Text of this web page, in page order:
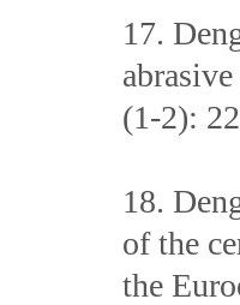
17.
(1-2):
18.
of the
the